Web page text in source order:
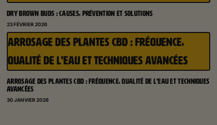
DRY BROWN BUDS : CAUSES, PRÉVENTION ET SOLUTIONS
23 FÉVRIER 2026
ARROSAGE DES PLANTES CBD : FRÉQUENCE,
QUALITÉ DE L’EAU ET TECHNIQUES AVANCÉES
ARROSAGE DES PLANTES CBD : FRÉQUENCE, QUALITÉ DE L’EAU ET TECHNIQUES
AVANCÉES
30 JANVIER 2026